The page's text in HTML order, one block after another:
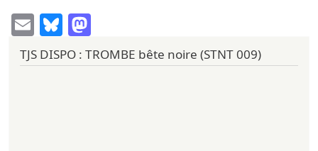
EmailBluesky
TJS DISPO : TROMBE bête noire (STNT 009)